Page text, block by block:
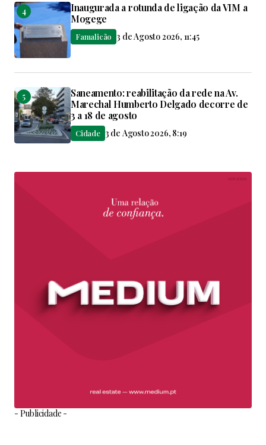
Inaugurada a rotunda de ligação da VIM a
Mogege
Famalicão 3 de Agosto 2026, 11:45
Saneamento: reabilitação da rede na Av.
Marechal Humberto Delgado decorre de
3 a 18 de agosto
Cidade 3 de Agosto 2026, 8:19
- Publicidade -